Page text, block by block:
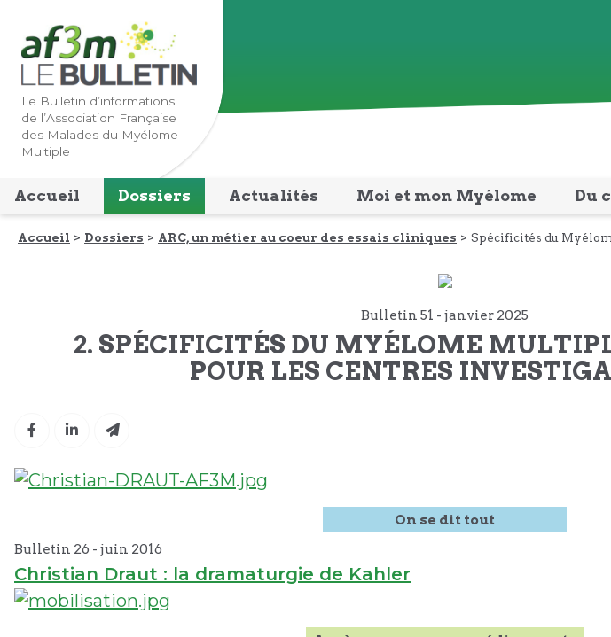
Lien
vers
navigation
principale
Lien
vers
contenu
principal
Le Bulletin d’informations
de l’Association Française
des Malades du Myélome
Multiple
Accueil Dossiers Actualités Moi et mon Myélome Du
Accueil Dossiers ARC, un métier au coeur des essais cliniques Spécificités du
Bulletin 51 -janvier 2025
2. SPÉCIFICITÉS DU MYÉLOME
POUR LES CENTRES
On se dit tout
Bulletin 26 - juin 2016
Christian Draut : la dramaturgie de Kahler